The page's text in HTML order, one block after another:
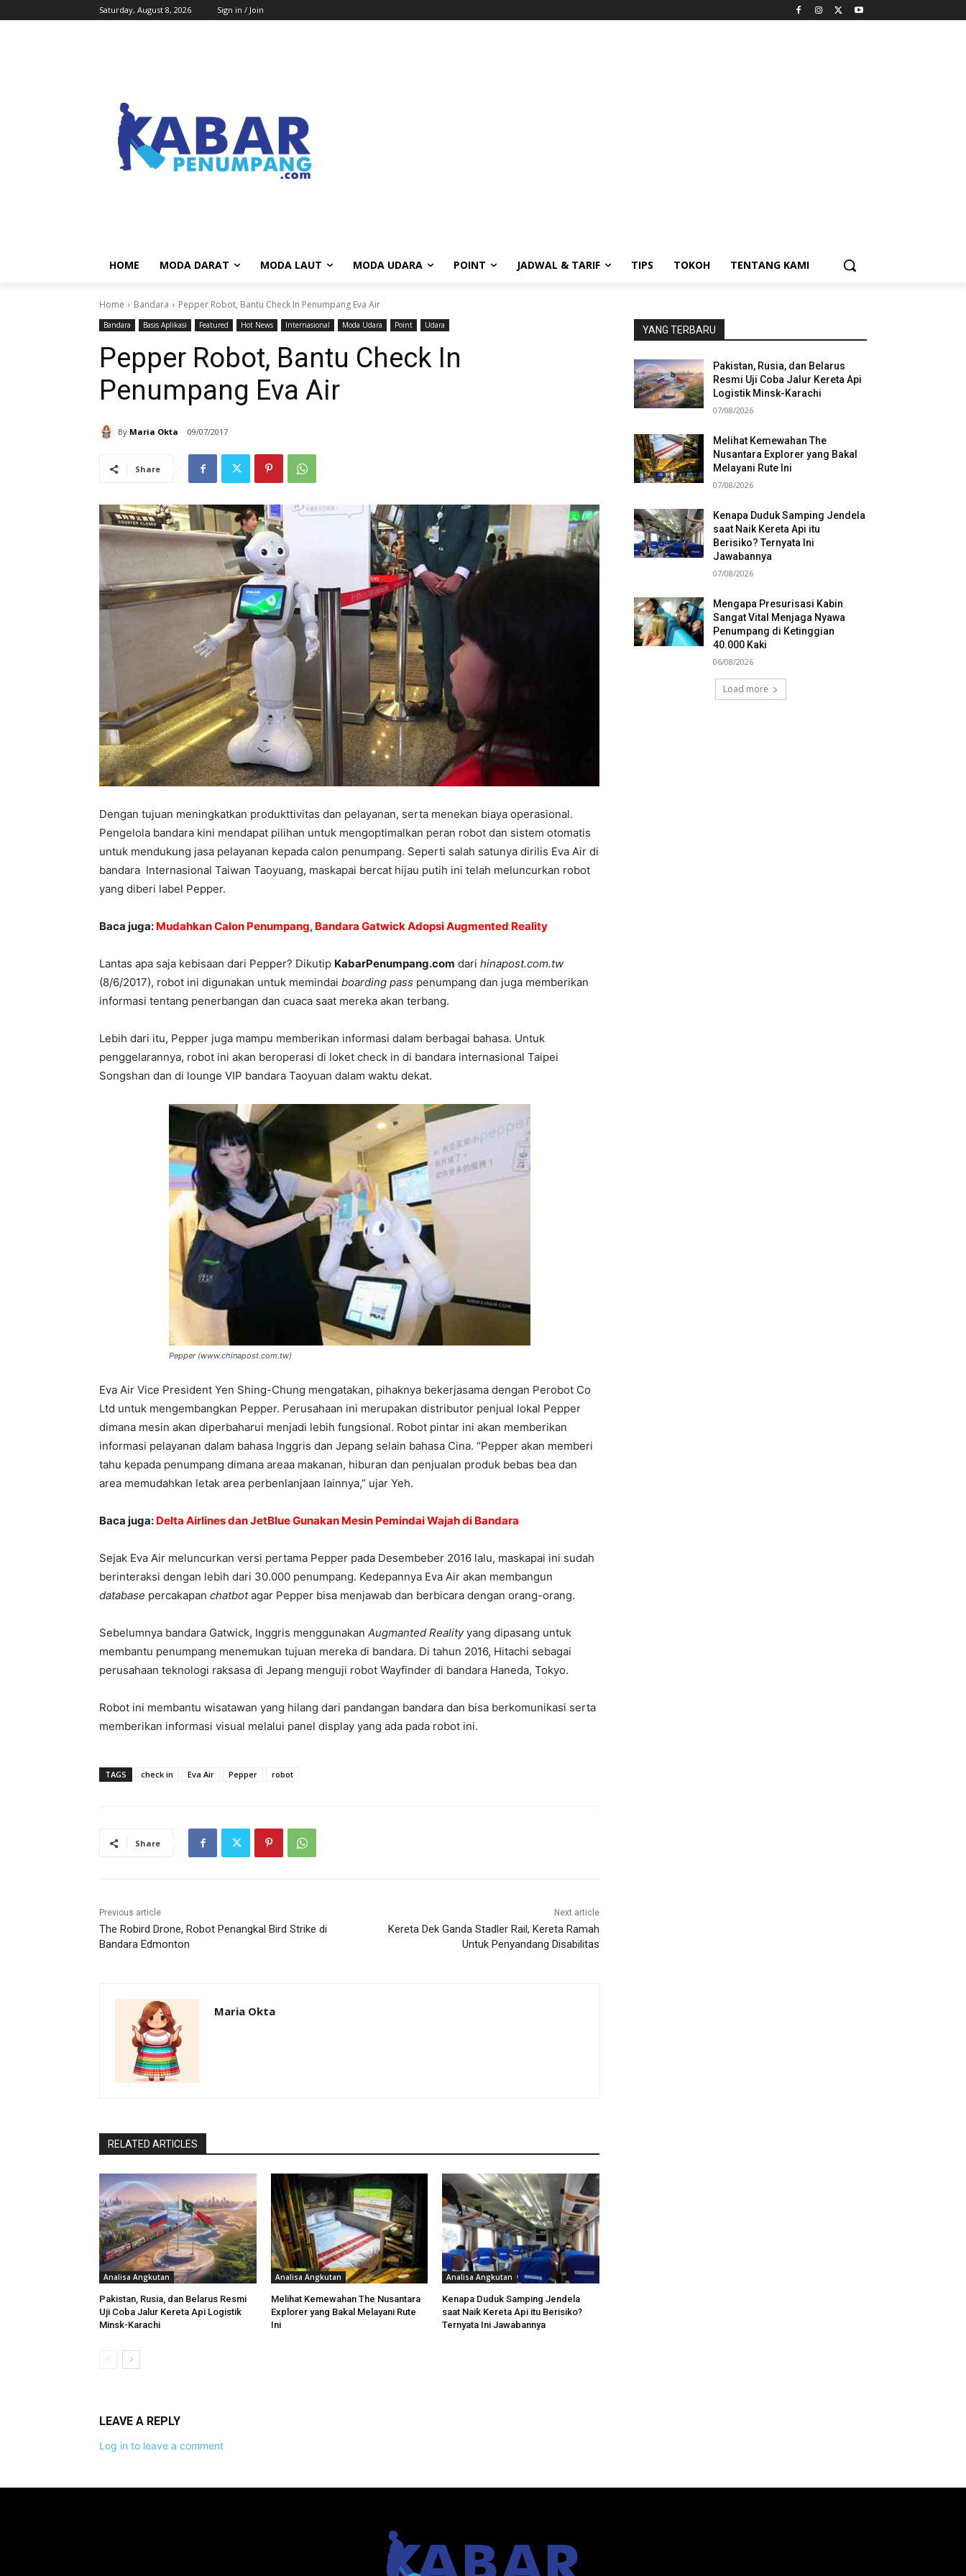
Saturday, August 8, 2026 Sign in / Join
HOME MODA DARAT MODA LAUT MODA UDARA POINT JADWAL & TARIF TIPS TOKOH TENTANG KAMI
Home Bandara Pepper Robot, Bantu Check In Penumpang Eva Air
Bandara Basis Aplikasi Featured Hot News Internasional Moda Udara Point Udara
Pepper Robot, Bantu Check In
Penumpang Eva Air
By Maria Okta 09/07/2017
Share
Dengan tujuan meningkatkan produkttivitas dan pelayanan, serta menekan biaya operasional.
Pengelola bandara kini mendapat pilihan untuk mengoptimalkan peran robot dan sistem otomatis
untuk mendukung jasa pelayanan kepada calon penumpang. Seperti salah satunya dirilis Eva Air di
bandara Internasional Taiwan Taoyuang, maskapai bercat hijau putih ini telah meluncurkan robot
yang diberi label Pepper.
Baca juga: Mudahkan Calon Penumpang, Bandara Gatwick Adopsi Augmented Reality
Lantas apa saja kebisaan dari Pepper? Dikutip KabarPenumpang.com dari hinapost.com.tw
(8/6/2017), robot ini digunakan untuk memindai boarding pass penumpang dan juga memberikan
informasi tentang penerbangan dan cuaca saat mereka akan terbang.
Lebih dari itu, Pepper juga mampu memberikan informasi dalam berbagai bahasa. Untuk
penggelarannya, robot ini akan beroperasi di loket check in di bandara internasional Taipei
Songshan dan di lounge VIP bandara Taoyuan dalam waktu dekat.
Pepper (www.chinapost.com.tw)
Eva Air Vice President Yen Shing-Chung mengatakan, pihaknya bekerjasama dengan Perobot Co
Ltd untuk mengembangkan Pepper. Perusahaan ini merupakan distributor penjual lokal Pepper
dimana mesin akan diperbaharui menjadi lebih fungsional. Robot pintar ini akan memberikan
informasi pelayanan dalam bahasa Inggris dan Jepang selain bahasa Cina. “Pepper akan memberi
tahu kepada penumpang dimana areaa makanan, hiburan dan penjualan produk bebas bea dan
area memudahkan letak area perbenlanjaan lainnya,” ujar Yeh.
Baca juga: Delta Airlines dan JetBlue Gunakan Mesin Pemindai Wajah di Bandara
Sejak Eva Air meluncurkan versi pertama Pepper pada Desembeber 2016 lalu, maskapai ini sudah
berinteraksi dengan lebih dari 30.000 penumpang. Kedepannya Eva Air akan membangun
database percakapan chatbotagar Pepper bisa menjawab dan berbicara dengan orang-orang.
Sebelumnya bandara Gatwick, Inggris menggunakan Augmanted Realityyang dipasang untuk
membantu penumpang menemukan tujuan mereka di bandara. Di tahun 2016, Hitachi sebagai
perusahaan teknologi raksasa di Jepang menguji robot Wayfinder di bandara Haneda, Tokyo.
Robot ini membantu wisatawan yang hilang dari pandangan bandara dan bisa berkomunikasi serta
memberikan informasi visual melalui panel display yang ada pada robot ini.
TAGS check in Eva Air Pepper robot
Share
Previous article
The Robird Drone, Robot Penangkal Bird Strike di
Bandara Edmonton
Next article
Kereta Dek Ganda Stadler Rail, Kereta Ramah
Untuk Penyandang Disabilitas
Maria Okta
RELATED ARTICLES
Analisa Angkutan
Pakistan, Rusia, dan Belarus Resmi
Uji Coba Jalur Kereta Api Logistik
Minsk-Karachi
Analisa Angkutan
Melihat Kemewahan The Nusantara
Explorer yang Bakal Melayani Rute
Ini
Analisa Angkutan
Kenapa Duduk Samping Jendela
saat Naik Kereta Api itu Berisiko?
Ternyata Ini Jawabannya
LEAVE A REPLY
Log in to leave a comment
YANG TERBARU
Pakistan, Rusia, dan Belarus
Resmi Uji Coba Jalur Kereta Api
Logistik Minsk-Karachi
07/08/2026
Melihat Kemewahan The
Nusantara Explorer yang Bakal
Melayani Rute Ini
07/08/2026
Kenapa Duduk Samping Jendela
saat Naik Kereta Api itu
Berisiko? Ternyata Ini
Jawabannya
07/08/2026
Mengapa Presurisasi Kabin
Sangat Vital Menjaga Nyawa
Penumpang di Ketinggian
40.000 Kaki
06/08/2026
Load more